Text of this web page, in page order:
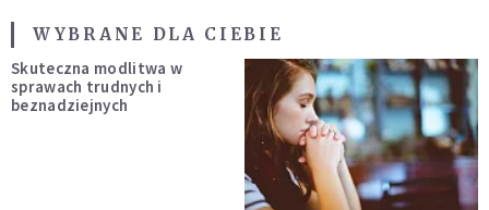
WYBRANE DLA CIEBIE
Skuteczna modlitwa w
sprawach trudnych i
beznadziejnych